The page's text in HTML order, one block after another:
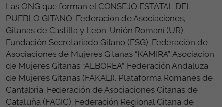
Las ONG que forman el CONSEJO ESTATAL DEL
PUEBLO GITANO: Federación de Asociaciones,
Gitanas de Castilla y León. Unión Romaní (UR).
Fundación Secretariado Gitano (FSG). Federación de
Asociaciones de Mujeres Gitanas “KAMIRA”. Asociación
de Mujeres Gitanas “ALBOREA”. Federación Andaluza
de Mujeres Gitanas (FAKALI). Plataforma Romanes de
Cantabria. Federación de Asociaciones Gitanas de
Cataluña (FAGIC). Federación Regional Gitana de